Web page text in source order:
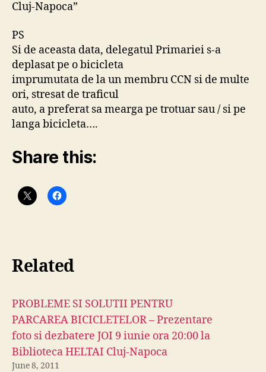
Cluj-Napoca”
PS
Si de aceasta data, delegatul Primariei s-a
deplasat pe o bicicleta
imprumutata de la un membru CCN si de multe
ori, stresat de traficul
auto, a preferat sa mearga pe trotuar sau / si pe
langa bicicleta….
Share this:
Related
PROBLEME SI SOLUTII PENTRU
PARCAREA BICICLETELOR – Prezentare
foto si dezbatere JOI 9 iunie ora 20:00 la
Biblioteca HELTAI Cluj-Napoca
June 8, 2011